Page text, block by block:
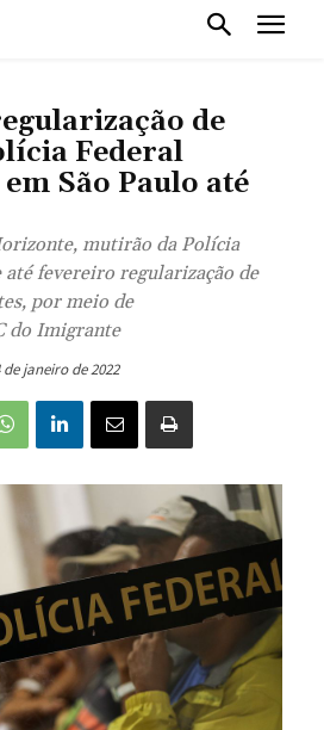
de
Federal
São Paulo até
mutirão da Polícia
fevereiro regularização de
por meio de
do Imigrante
de janeiro de 2022